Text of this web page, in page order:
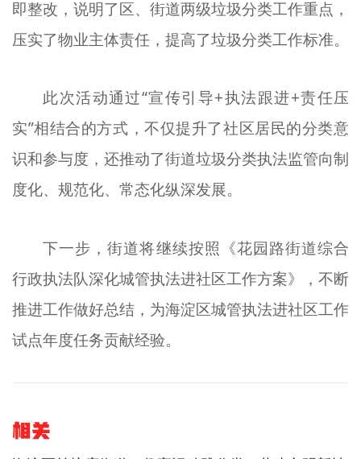
即整改，说明了区、街道两级垃圾分类工作重点，
压实了物业主体责任，提高了垃圾分类工作标准。
此次活动通过“宣传引导+执法跟进+责任压
实”相结合的方式，不仅提升了社区居民的分类意
识和参与度，还推动了街道垃圾分类执法监管向制
度化、规范化、常态化纵深发展。
下一步，街道将继续按照《花园路街道综合
行政执法队深化城管执法进社区工作方案》，不断
推进工作做好总结，为海淀区城管执法进社区工作
试点年度任务贡献经验。
相关